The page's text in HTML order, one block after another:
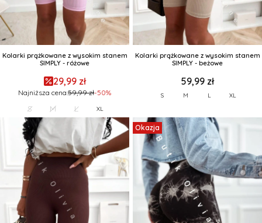
Kolarki prążkowane z wysokim stanem
SIMPLY - różowe
29,99 zł
Najniższa cena:59,99 zł-50%
S M L XL
Kolarki prążkowane z wysokim stanem
SIMPLY - beżowe
59,99 zł
S M L XL
Okazja